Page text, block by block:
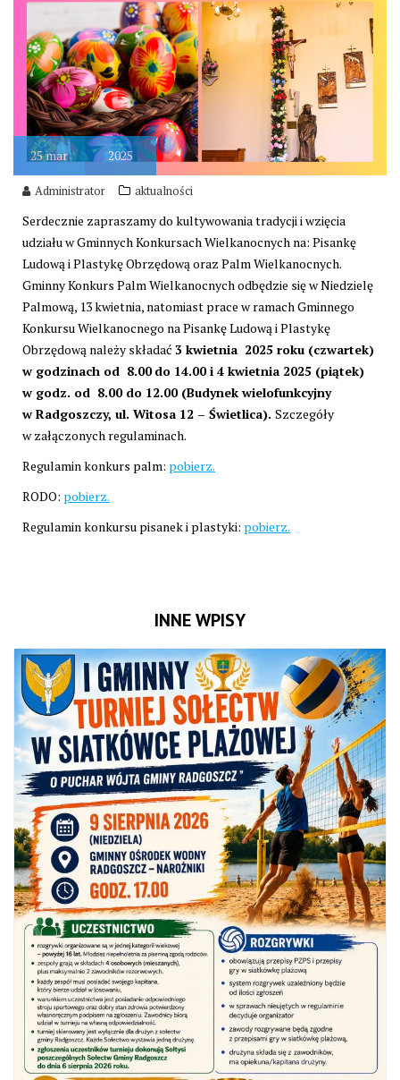
25mar 2025
Administrator aktualności
Serdecznie zapraszamy do kultywowania tradycji i wzięcia
udziału w Gminnych Konkursach Wielkanocnych na: Pisankę
Ludową i Plastykę Obrzędową oraz Palm Wielkanocnych.
Gminny Konkurs Palm Wielkanocnych odbędzie się w Niedzielę
Palmową, 13 kwietnia, natomiast prace w ramach Gminnego
Konkursu Wielkanocnego na Pisankę Ludową i Plastykę
Obrzędową należy składać 3 kwietnia 2025 roku (czwartek)
w godzinach od 8.00 do 14.00 i 4 kwietnia 2025 (piątek)
w godz. od 8.00 do 12.00 (Budynek wielofunkcyjny
w Radgoszczy, ul. Witosa 12 – Świetlica). Szczegóły
w załączonych regulaminach.
Regulamin konkurs palm: pobierz.
RODO: pobierz.
Regulamin konkursu pisanek i plastyki: pobierz.
INNE WPISY